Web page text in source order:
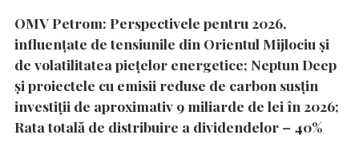
OMV Petrom: Perspectivele pentru 2026,
influențate de tensiunile din Orientul Mijlociu și
de volatilitatea piețelor energetice; Neptun Deep
și proiectele cu emisii reduse de carbon susțin
investiții de aproximativ 9 miliarde de lei în 2026;
Rata totală de distribuire a dividendelor – 40%